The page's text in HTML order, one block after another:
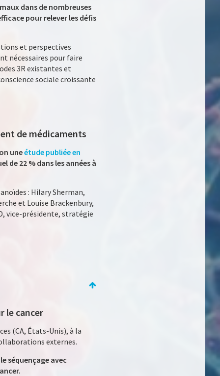
dans de nombreuses
pour relever les défis
et perspectives
nécessaires pour faire
3R existantes et
sociale croissante
de médicaments
uneétude publiée en
de 22 % dans les années à
: Hilary Sherman,
et Louise Brackenbury,
vice-présidente, stratégie
le cancer
(CA, États-Unis), à la
externes.
séquençage avec